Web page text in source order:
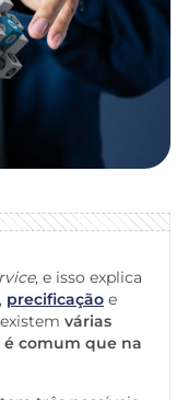
, e isso explica
precificação e
várias
comum que na